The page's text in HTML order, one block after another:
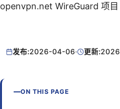
openvpn.net WireGuard 项
发布:2026-04-06· 更新:
ON THIS PAGE